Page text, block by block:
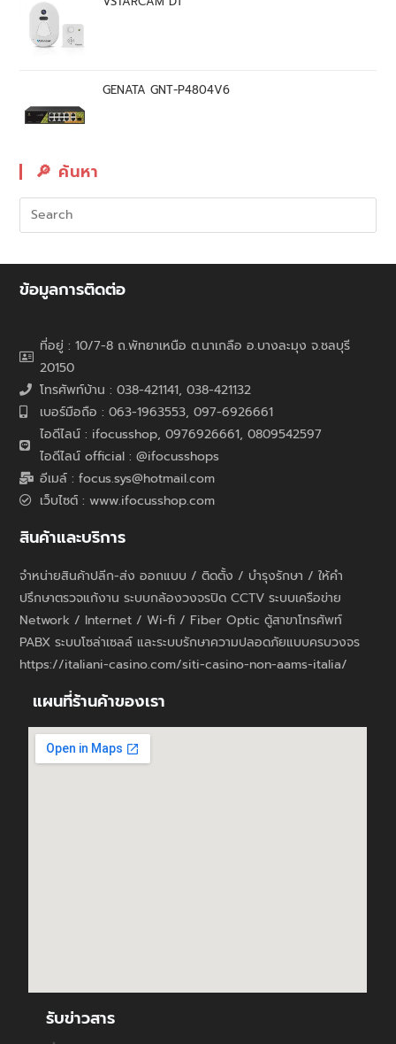
GENATA GNT-P4804V6
🔎︎ ค้นหา
ข้อมูลการติดต่อ
ที่อยู่ : 10/7-8 ถ.พัทยาเหนือ ต.นาเกลือ อ.บางละมุง จ.ชลบุรี
20150
โทรศัพท์บ้าน : 038-421141, 038-421132
เบอร์มือถือ : 063-1963553, 097-6926661
ไอดีไลน์ : ifocusshop, 0976926661, 0809542597
ไอดีไลน์ official : @ifocusshops
อีเมล์ : focus.sys@hotmail.com
เว็บไซต์ : www.ifocusshop.com
สินค้าและบริการ
จำหน่ายสินค้าปลีก-ส่ง ออกแบบ / ติดตั้ง / บำรุงรักษา / ให้คำ
ปรึกษาตรวจแก้งาน ระบบกล้องวงจรปิด CCTV ระบบเครือข่าย
Network / Internet / Wi-fi / Fiber Optic ตู้สาขาโทรศัพท์
PABX ระบบโซล่าเซลล์ และระบบรักษาความปลอดภัยแบบครบวงจร
https://italiani-casino.com/siti-casino-non-aams-italia/
แผนที่ร้านค้าของเรา
รับข่าวสาร